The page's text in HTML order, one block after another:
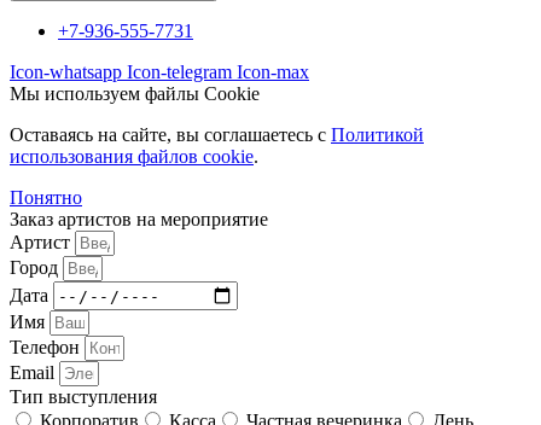
+7-936-555-7731
Icon-whatsapp Icon-telegram Icon-max
Мы используем файлы Cookie
Оставаясь на сайте, вы соглашаетесь c Политикой
использования файлов cookie.
Понятно
Заказ артистов на мероприятие
Артист
Город
Дата
Имя
Телефон
Email
Тип выступления
Корпоратив
Касса Частная вечеринка День